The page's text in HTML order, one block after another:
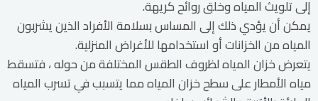
إلى تلويث المياه وخلق روائح كريهة.
يمكن أن يؤدي ذلك إلى المساس بسلامة الأفراد الذين يشربون
المياه من الخزانات أو استخدامها للأغراض المنزلية.
يتعرض خزان المياه لظروف الطقس المختلفة من حوله ، فتسقط
مياه الأمطار على سطح خزان المياه مما يتسبب في تسرب المياه